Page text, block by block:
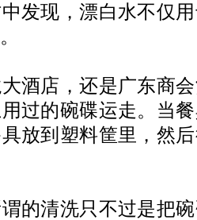
现，漂白水不仅用
店，还是广东商会
过的碗碟运走。当
放到塑料筐里，然
清洗只不过是把碗